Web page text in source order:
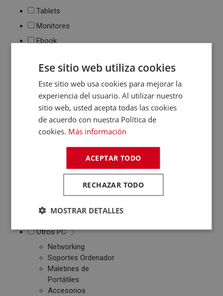
Tablets
Monitores
Ebook
Impresoras de tinta
y láser
Multifunción
Cartuchos de tinta y
Periféricos
WebCams y
Micrófonos
Almacenamiento
Pendrive y Tarjetas
de Memoria
Otros PC
Networking
Soportes Ordenador
Maletines de
Portátiles
Accesorios
Ese sitio web utiliza cookies
Este sitio web usa cookies para mejorar la
experiencia del usuario. Al utilizar nuestro
sitio web, usted acepta todas las cookies
de acuerdo con nuestra Política de
cookies. Más información
ACEPTAR TODO
RECHAZAR TODO
MOSTRAR DETALLES